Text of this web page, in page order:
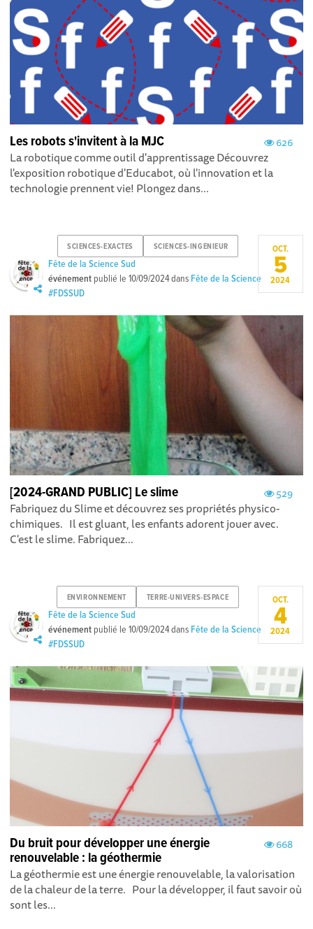
626
Les robots s'invitent à la MJC
La robotique comme outil d'apprentissage Découvrez
l'exposition robotique d'Educabot, où l'innovation et la
technologie prennent vie! Plongez dans...
SCIENCES-EXACTES SCIENCES-INGENIEUR
Fête de la Science Sud
événement publié le10/09/2024dans Fête de la Science
#FDSSUD
OCT.
5
2024
529
[2024-GRAND PUBLIC] Le slime
Fabriquez du Slime et découvrez ses propriétés physico-
chimiques. Il est gluant, les enfants adorent jouer avec.
C'est le slime. Fabriquez...
ENVIRONNEMENT TERRE-UNIVERS-ESPACE
Fête de la Science Sud
événement publié le10/09/2024dans Fête de la Science
#FDSSUD
OCT.
4
2024
668
Du bruit pour développer une énergie
renouvelable : la géothermie
La géothermie est une énergie renouvelable, la valorisation
de la chaleur de la terre. Pour la développer, il faut savoir où
sont les...